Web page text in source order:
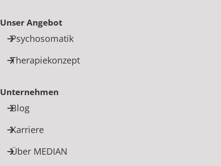
Unser Angebot
Psychosomatik
Therapiekonzept
Unternehmen
Blog
Karriere
Über MEDIAN